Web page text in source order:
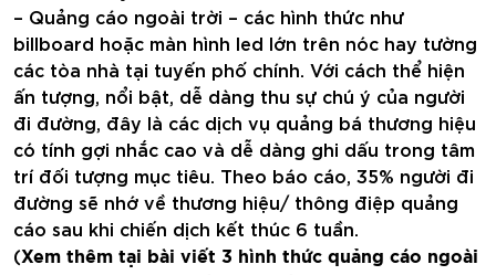
– Quảng cáo ngoài trời – các hình thức như
billboard hoặc màn hình led lớn trên nóc hay tường
các tòa nhà tại tuyến phố chính. Với cách thể hiện
ấn tượng, nổi bật, dễ dàng thu sự chú ý của người
đi đường, đây là các dịch vụ quảng bá thương hiệu
có tính gợi nhắc cao và dễ dàng ghi dấu trong tâm
trí đối tượng mục tiêu. Theo báo cáo, 35% người đi
đường sẽ nhớ về thương hiệu/ thông điệp quảng
cáo sau khi chiến dịch kết thúc 6 tuần.
(Xem thêm tại bài viết 3 hình thức quảng cáo ngoài